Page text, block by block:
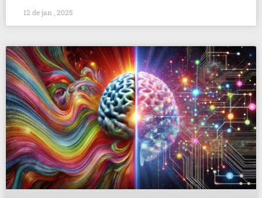
12 de jan , 2025